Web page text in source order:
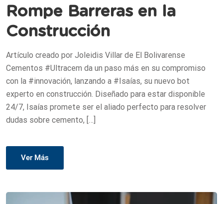
Rompe Barreras en la
Construcción
Artículo creado por Joleidis Villar de El Bolivarense
Cementos #Ultracem da un paso más en su compromiso
con la #innovación, lanzando a #Isaías, su nuevo bot
experto en construcción. Diseñado para estar disponible
24/7, Isaías promete ser el aliado perfecto para resolver
dudas sobre cemento, […]
Ver Más